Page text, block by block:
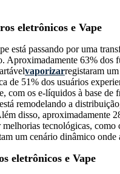
eletrônicos e Vape
está passando por uma
Aproximadamente 63%
vaporizarregistaram
de 51% dos usuários
com os e-líquidos à base
remodelando a
disso, aproximadamente
tecnológicas,
um cenário dinâmico
eletrônicos e Vape